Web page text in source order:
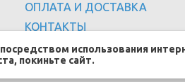
ОПЛАТА И ДОСТАВКА
КОНТАКТЫ
использования
покиньте сайт.